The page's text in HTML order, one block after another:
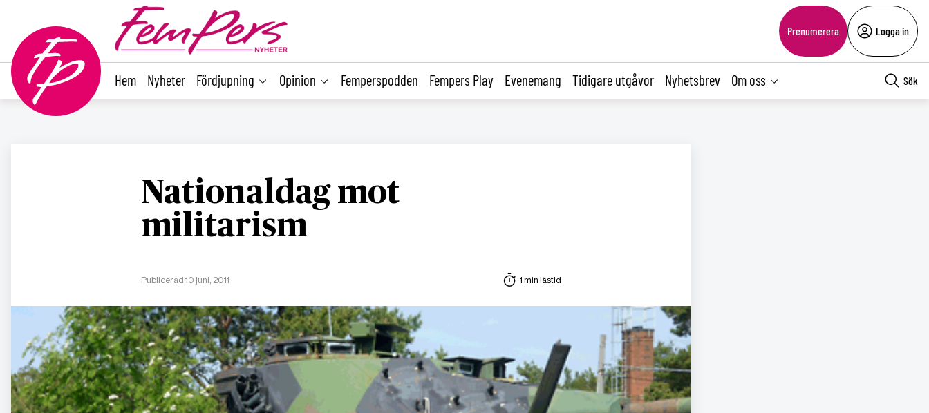
Prenumerera Logga in
Hem Nyheter Fördjupning Opinion Femperspodden Fempers Play Evenemang Tidigare utgåvor Nyhetsbrev Om oss Sök
Nationaldag mot
militarism
Publicerad 10 juni, 2011 1 min lästid